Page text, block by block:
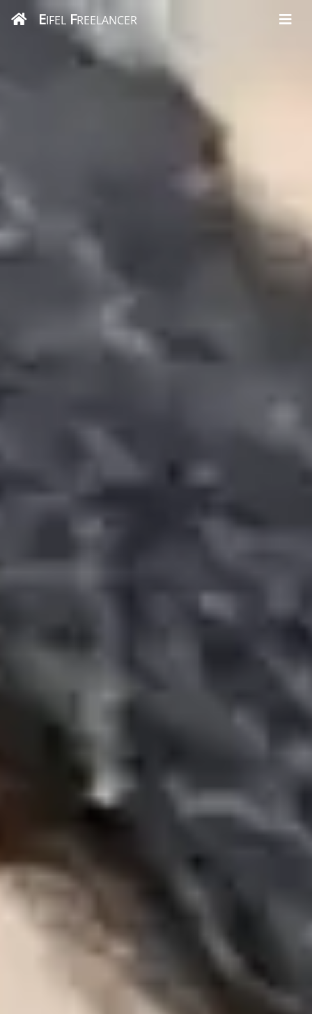
EIFELFREELANCER